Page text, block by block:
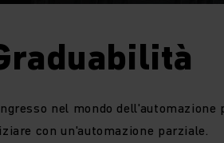
nel mondo
con un'automazione parziale.